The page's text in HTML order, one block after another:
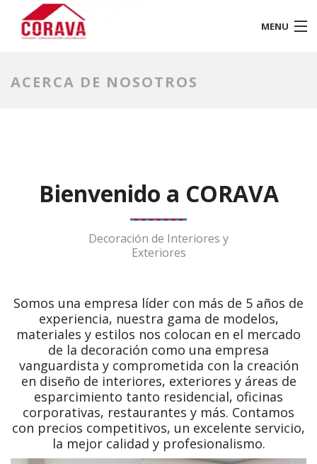
MENU
ACERCA DE NOSOTROS
Bienvenido a CORAVA
Decoración de Interiores y
Exteriores
Somos una empresa líder con más de 5 años de
experiencia, nuestra gama de modelos,
materiales y estilos nos colocan en el mercado
de la decoración como una empresa
vanguardista y comprometida con la creación
en diseño de interiores, exteriores y áreas de
esparcimiento tanto residencial, oficinas
corporativas, restaurantes y más. Contamos
con precios competitivos, un excelente servicio,
la mejor calidad y profesionalismo.